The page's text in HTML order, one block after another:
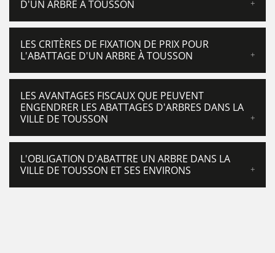
D'UN ARBRE À TOUSSON
LES CRITÈRES DE FIXATION DE PRIX POUR
L'ABATTAGE D'UN ARBRE À TOUSSON
LES AVANTAGES FISCAUX QUE PEUVENT
ENGENDRER LES ABATTAGES D'ARBRES DANS LA
VILLE DE TOUSSON
L'OBLIGATION D'ABATTRE UN ARBRE DANS LA
VILLE DE TOUSSON ET SES ENVIRONS